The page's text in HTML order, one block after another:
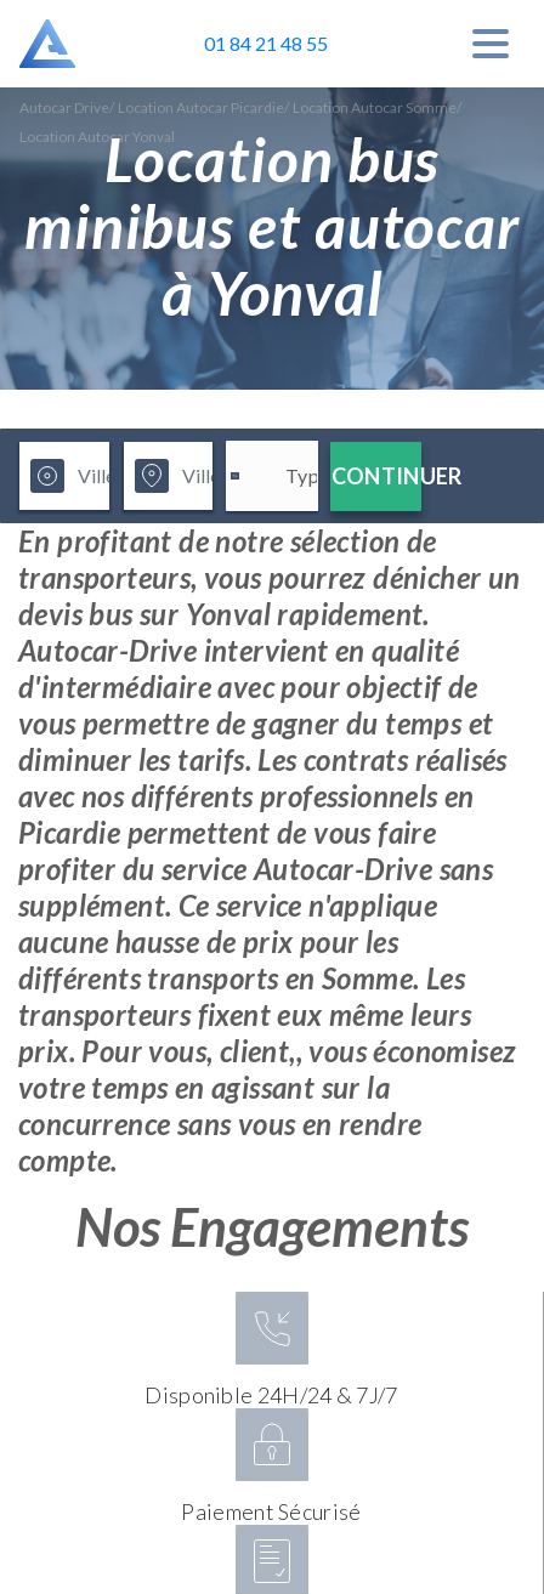
01 84 21 48 55
Autocar Drive/ Location Autocar Picardie/ Location Autocar Somme/
Location Autocar YonvalLocation bus
minibus et autocar
à Yonval
CONTINUER
En profitant de notre sélection de
transporteurs, vous pourrez dénicher un
devis bus sur Yonval rapidement.
Autocar-Drive intervient en qualité
d'intermédiaire avec pour objectif de
vous permettre de gagner du temps et
diminuer les tarifs. Les contrats réalisés
avec nos différents professionnels en
Picardie permettent de vous faire
profiter du service Autocar-Drive sans
supplément. Ce service n'applique
aucune hausse de prix pour les
différents transports en Somme. Les
transporteurs fixent eux même leurs
prix. Pour vous, client,, vous économisez
votre temps en agissant sur la
concurrence sans vous en rendre
compte.
Nos Engagements
Disponible 24H/24 & 7J/7
Paiement Sécurisé